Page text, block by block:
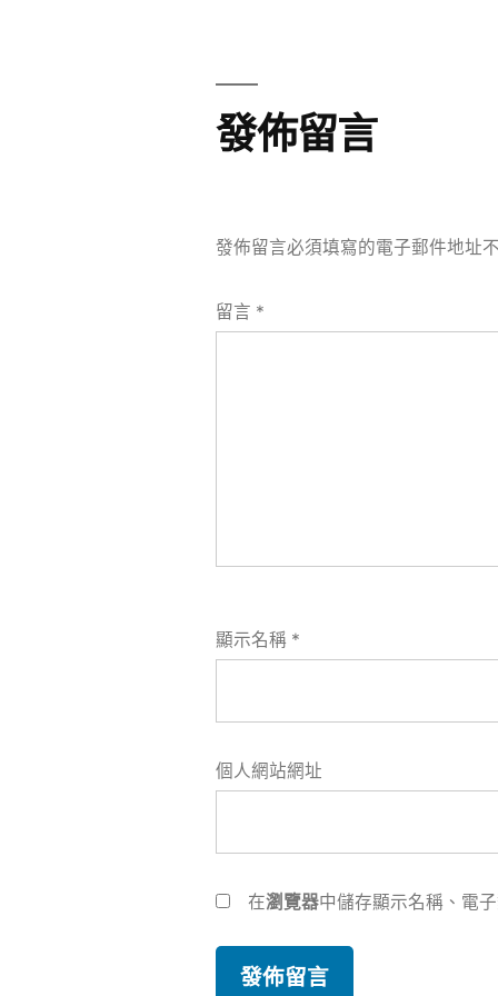
發佈留言
發佈留言必須填寫的電子郵件地址
留言 *
顯示名稱 *
個人網站網址
在瀏覽器中儲存顯示名稱、電